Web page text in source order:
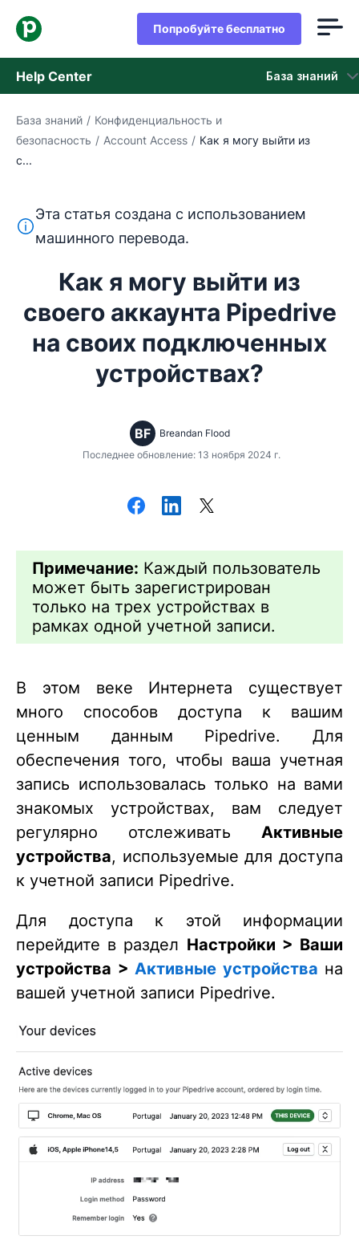
Попробуйте бесплатно
Help Center База знаний
База знаний
Состояние
База знаний / Конфиденциальность и
безопасность / Account Access / Как я могу выйти из
с...
Этот текст переведен с английского языка с
Эта статья создана с использованием
машинного перевода.
Как я могу выйти из
своего аккаунта Pipedrive
на своих подключенных
устройствах?
BF
Breandan Flood
Последнее обновление: 13 ноября 2024 г.
Примечание: Каждый пользователь
может быть зарегистрирован
только на трех устройствах в
рамках одной учетной записи.
В этом веке Интернета существует
много способов доступа к вашим
ценным данным Pipedrive. Для
обеспечения того, чтобы ваша учетная
запись использовалась только на вами
знакомых устройствах, вам следует
регулярно отслеживать Активные
устройства, используемые для доступа
к учетной записи Pipedrive.
Для доступа к этой информации
перейдите в раздел Настройки > Ваши
устройства > Активные устройства на
вашей учетной записи Pipedrive.